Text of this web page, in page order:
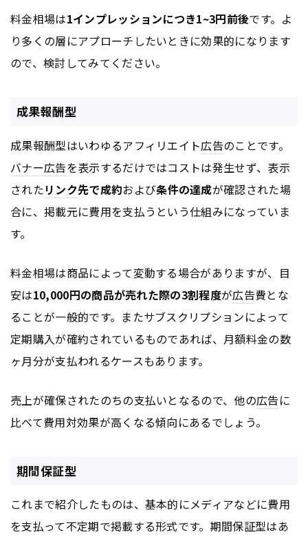
料金相場は1インプレッションにつき1~3円前後です。よ
り多くの層にアプローチしたいときに効果的になります
ので、検討してみてください。
成果報酬型
成果報酬型はいわゆるアフィリエイト広告のことです。
バナー広告を表示するだけではコストは発生せず、表示
されたリンク先で成約および条件の達成が確認された場
合に、掲載元に費用を支払うという仕組みになっていま
す。
料金相場は商品によって変動する場合がありますが、目
安は10,000円の商品が売れた際の3割程度が広告費とな
ることが一般的です。またサブスクリプションによって
定期購入が確約されているものであれば、月額料金の数
ヶ月分が支払われるケースもあります。
売上が確保されたのちの支払いとなるので、他の広告に
比べて費用対効果が高くなる傾向にあるでしょう。
期間保証型
これまで紹介したものは、基本的にメディアなどに費用
を支払って不定期で掲載する形式です。期間保証型はあ